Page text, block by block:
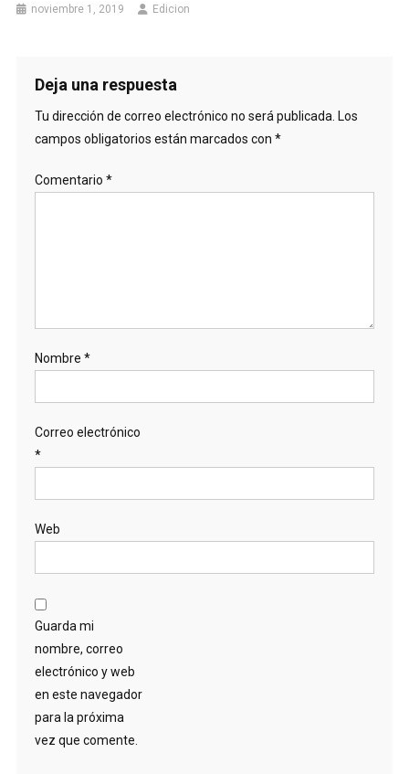
noviembre 1, 2019 Edicion
Deja una respuesta
Tu dirección de correo electrónico no será publicada. Los
campos obligatorios están marcados con *
Comentario *
Nombre *
Correo electrónico
*
Web
Guarda mi
nombre, correo
electrónico y web
en este navegador
para la próxima
vez que comente.